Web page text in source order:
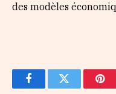
des modèles
FacebookTwitter